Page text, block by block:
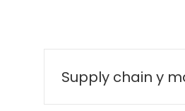
Supply chain y